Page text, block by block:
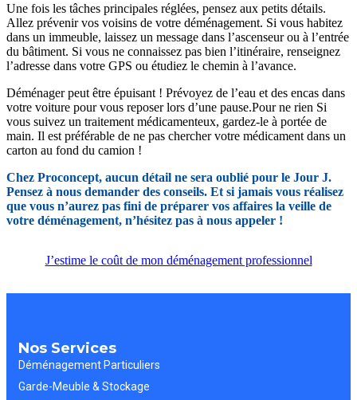
Une fois les tâches principales réglées, pensez aux petits détails.
Allez prévenir vos voisins de votre déménagement. Si vous habitez
dans un immeuble, laissez un message dans l’ascenseur ou à l’entrée
du bâtiment. Si vous ne connaissez pas bien l’itinéraire, renseignez
l’adresse dans votre GPS ou étudiez le chemin à l’avance.
Déménager peut être épuisant ! Prévoyez de l’eau et des encas dans
votre voiture pour vous reposer lors d’une pause.Pour ne rien Si
vous suivez un traitement médicamenteux, gardez-le à portée de
main. Il est préférable de ne pas chercher votre médicament dans un
carton au fond du camion !
Chez Proconcept, aucun détail ne sera oublié pour le Jour J.
Pensez à nous demander des conseils. Et si jamais vous réalisez
que vous n’aurez pas fini de préparer vos affaires la veille de
votre déménagement, n’hésitez pas à nous appeler !
J’estime le coût de mon déménagement professionnel
Nos Services
Déménagement Particuliers
Garde-Meuble & Stockage